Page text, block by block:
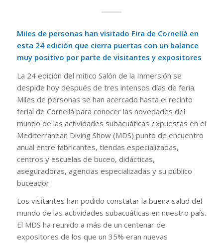
Miles de personas han visitado Fira de Cornellà en
esta 24 edición que cierra puertas con un balance
muy positivo por parte de visitantes y expositores
La 24 edición del mítico Salón de la Inmersión se
despide hoy después de tres intensos días de feria.
Miles de personas se han acercado hasta el recinto
ferial de Cornellà para conocer las novedades del
mundo de las actividades subacuáticas expuestas en el
Mediterranean Diving Show (MDS) punto de encuentro
anual entre fabricantes, tiendas especializadas,
centros y escuelas de buceo, didácticas,
aseguradoras, agencias especializadas y su público
buceador.
Los visitantes han podido constatar la buena salud del
mundo de las actividades subacuáticas en nuestro país.
El MDS ha reunido a más de un centenar de
expositores de los que un 35% eran nuevas